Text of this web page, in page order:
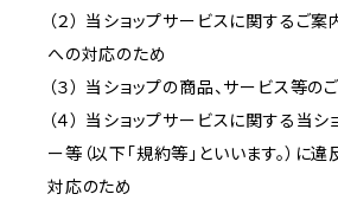
（２） 当ショップサービスに関するご
への対応のため
（３） 当ショップの商品、サービス等の
（４） 当ショップサービスに関する当シ
ー等（以下「規約等」といいます。）に
対応のため